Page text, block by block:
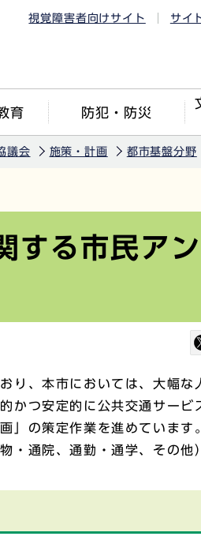
視覚障害者向けサイト サイ
育 防犯・防災
議会 施策・計画 都市基盤分野
する市民ア
、本市においては、大幅
かつ安定的に公共交通サー
」の策定作業を進めています
通院、通勤・通学、その